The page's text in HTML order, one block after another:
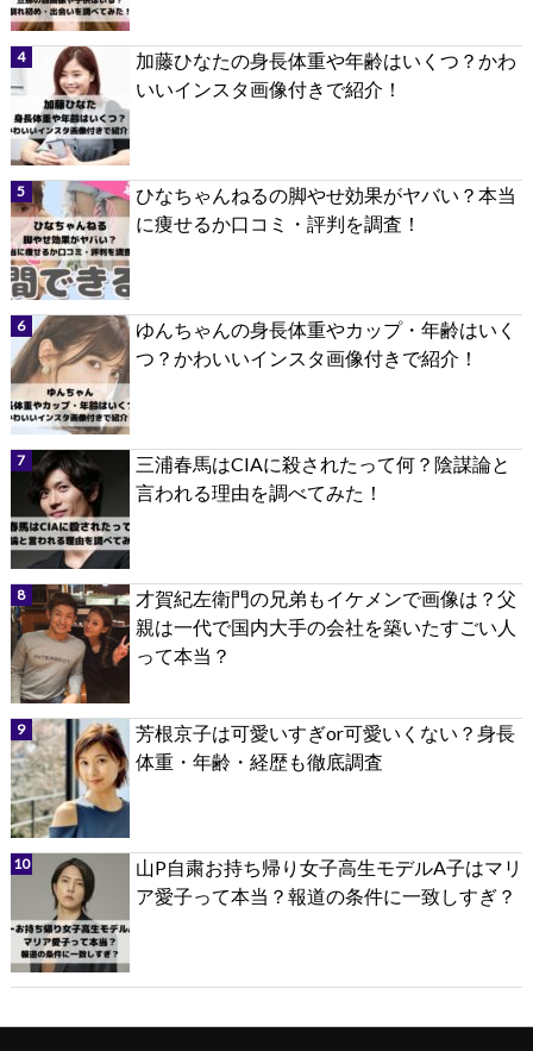
加藤ひなたの身長体重や年齢はいくつ？かわ
いいインスタ画像付きで紹介！
ひなちゃんねるの脚やせ効果がヤバい？本当
に痩せるか口コミ・評判を調査！
ゆんちゃんの身長体重やカップ・年齢はいく
つ？かわいいインスタ画像付きで紹介！
三浦春馬はCIAに殺されたって何？陰謀論と
言われる理由を調べてみた！
才賀紀左衛門の兄弟もイケメンで画像は？父
親は一代で国内大手の会社を築いたすごい人
って本当？
芳根京子は可愛いすぎor可愛いくない？身長
体重・年齢・経歴も徹底調査
山P自粛お持ち帰り女子高生モデルA子はマリ
ア愛子って本当？報道の条件に一致しすぎ？